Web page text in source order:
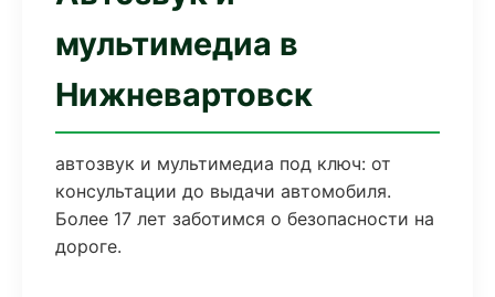
мультимедиа в
Нижневартовск
автозвук и мультимедиа под ключ: от
консультации до выдачи автомобиля.
Более 17 лет заботимся о безопасности на
дороге.